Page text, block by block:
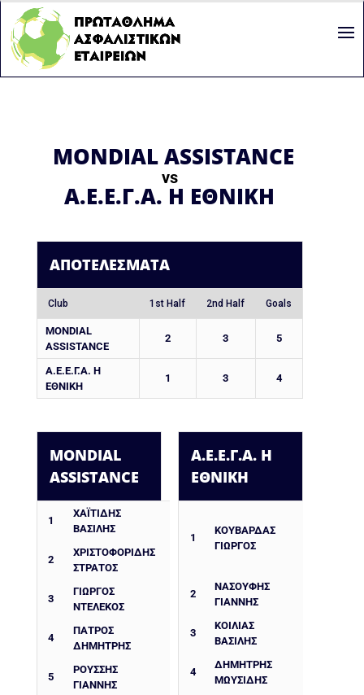
MONDIAL ASSISTANCE
vs
Α.Ε.Ε.Γ.Α. Η ΕΘΝΙΚΗ
ΑΠΟΤΕΛΈΣΜΑΤΑ
Club 1st Half 2nd Half Goals
MONDIAL
ASSISTANCE
2 3 5
Α.Ε.Ε.Γ.Α. Η
ΕΘΝΙΚΗ
1 3 4
MONDIAL
ASSISTANCE
1
ΧΑΪΤΙΔΗΣ
ΒΑΣΙΛΗΣ
2
ΧΡΙΣΤΟΦΟΡΙΔΗΣ
ΣΤΡΑΤΟΣ
3
ΓΙΏΡΓΟΣ
ΝΤΕΛΈΚΟΣ
4
ΠΑΤΡΟΣ
ΔΗΜΗΤΡΗΣ
5
ΡΟΥΣΣΗΣ
ΓΙΑΝΝΗΣ
Α.Ε.Ε.Γ.Α. Η
ΕΘΝΙΚΗ
1
ΚΟΥΒΑΡΔΑΣ
ΓΙΩΡΓΟΣ
2
ΝΑΣΟΥΦΗΣ
ΓΙΑΝΝΗΣ
3
ΚΟΙΛΙΑΣ
ΒΑΣΙΛΗΣ
4
ΔΗΜΗΤΡΗΣ
ΜΩΥΣΙΔΗΣ